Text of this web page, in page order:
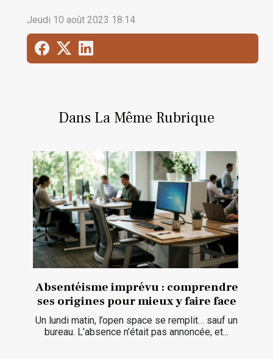
Dans La Même Rubrique
Absentéisme imprévu : comprendre
ses origines pour mieux y faire face
Un lundi matin, l’open space se remplit… sauf un
bureau. L’absence n’était pas annoncée, et...
Jeudi 10 août 2023 18:14